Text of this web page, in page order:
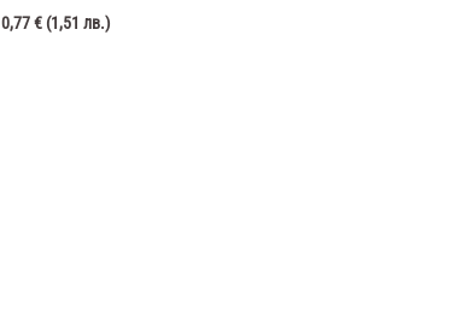
0,77€ (1,51 лв.)